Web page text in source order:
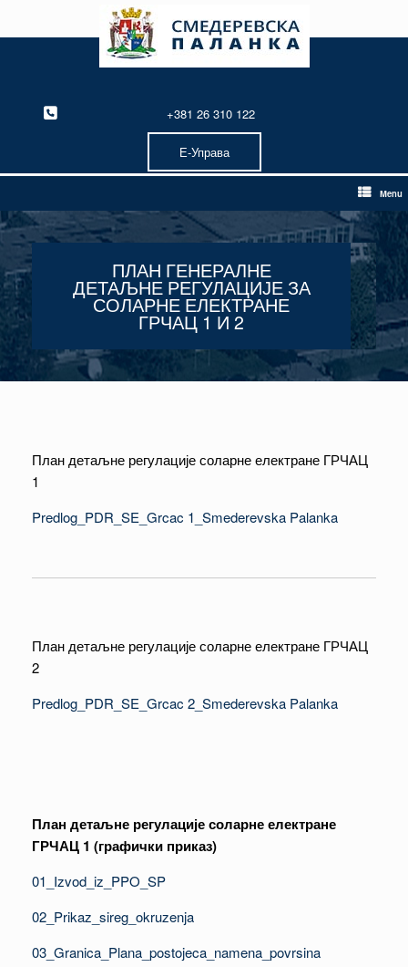
content
+381 26 310 122
Е-Управа
Menu
ПЛАН ГЕНЕРАЛНЕ
ДЕТАЉНЕ РЕГУЛАЦИЈЕ ЗА
СОЛАРНЕ ЕЛЕКТРАНЕ
ГРЧАЦ 1 И 2
План детаљне регулације соларне електране ГРЧАЦ
1
Predlog_PDR_SE_Grcac 1_Smederevska Palanka
План детаљне регулације соларне електране ГРЧАЦ
2
Predlog_PDR_SE_Grcac 2_Smederevska Palanka
План детаљне регулације соларне електране
ГРЧАЦ 1 (графички приказ)
01_Izvod_iz_PPO_SP
02_Prikaz_sireg_okruzenja
03_Granica_Plana_postojeca_namena_povrsina